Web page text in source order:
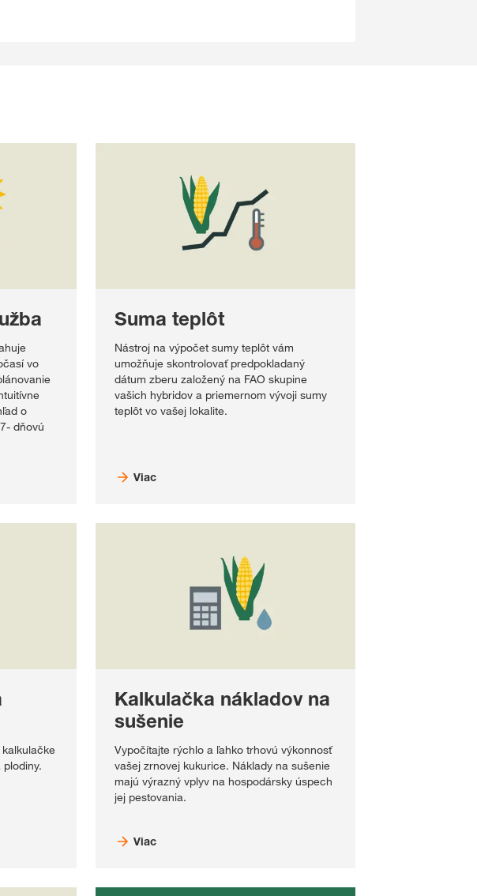
vo
o
dňovú
Suma teplôt
Nástroj na výpočet sumy teplôt vám
umožňuje skontrolovať predpokladaný
dátum zberu založený na FAO skupine
vašich hybridov a priemernom vývoji sumy
teplôt vo vašej lokalite.
Viac
Kalkulačka nákladov na
sušenie
Vypočítajte rýchlo a ľahko trhovú výkonnosť
vašej zrnovej kukurice. Náklady na sušenie
majú výrazný vplyv na hospodársky úspech
jej pestovania.
Viac